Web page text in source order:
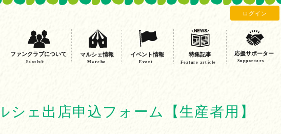
ログイン
ファンクラブについて
Fanclub
マルシェ情報
Marche
イベント情報
Event
特集記事
Feature article
応援サポーター
Supporters
シェ出店申込フォーム【生産者用】